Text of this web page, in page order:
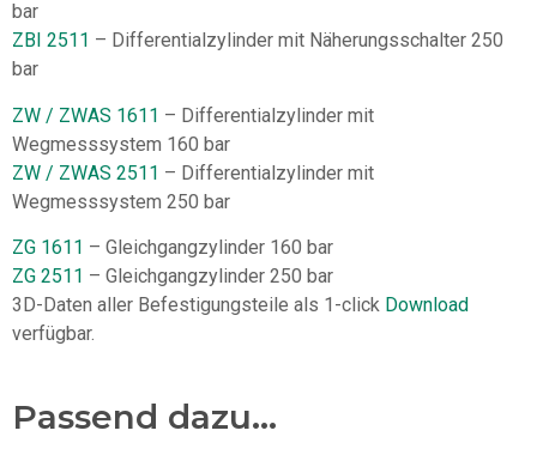
bar
ZBI 2511 – Differentialzylinder mit Näherungsschalter 250
bar
ZW / ZWAS 1611 – Differentialzylinder mit
Wegmesssystem 160 bar
ZW / ZWAS 2511 – Differentialzylinder mit
Wegmesssystem 250 bar
ZG 1611 – Gleichgangzylinder 160 bar
ZG 2511 – Gleichgangzylinder 250 bar
3D-Daten aller Befestigungsteile als 1-click Download
verfügbar.
Passend dazu...